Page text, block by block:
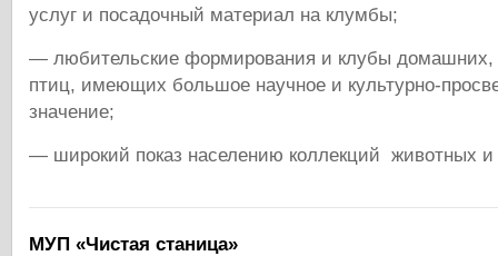
услуг и посадочный материал на клумбы;
— любительские формирования и клубы домашних,
птиц, имеющих большое научное и культурно-
значение;
— широкий показ населению коллекций животных и
МУП «Чистая станица»